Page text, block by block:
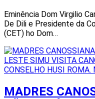
Eminência Dom Virgilio
De Dili e Presidente da
(CET) ho Dom…
MADRES